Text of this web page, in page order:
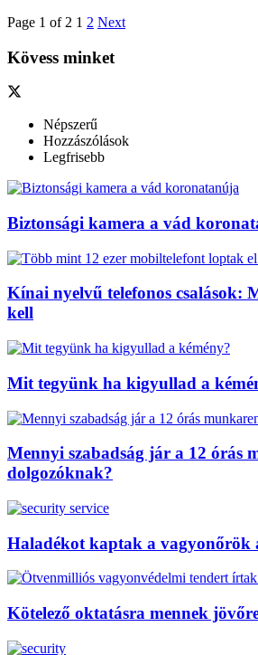
Page 1 of 2 1 2 Next
Kövess minket
Népszerű
Hozzászólások
Legfrisebb
Biztonsági kamera a vád
Kínai nyelvű telefonos csalások:
kell
Mit tegyünk ha kigyullad a
Mennyi szabadság jár a 12 órás
dolgozóknak?
Haladékot kaptak a vagyonőrök
Kötelező oktatásra mennek